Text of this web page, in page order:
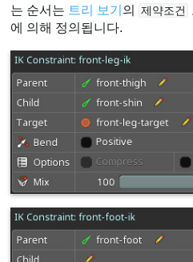
는 순서는 트리 보기 의 제약조건
에 의해 정의됩니다.